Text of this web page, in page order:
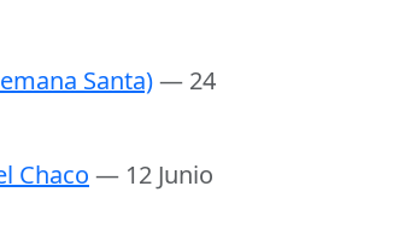
Santa)— 24
Chaco — 12 Junio